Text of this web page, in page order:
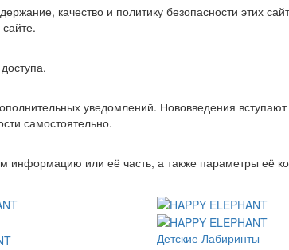
качество и политику безопасности этих
уведомлений. Нововведения
самостоятельно.
информацию или её часть, а также параметры её
Детские Лабиринты